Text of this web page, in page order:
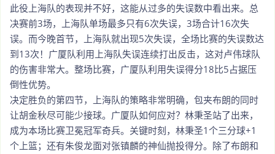
此役上海队的表现并不好，这能从过多的失误数中看出来。总
决赛前3场，上海队单场最多只有6次失误，3场合计16次失
误。而今晚首节，上海队就出现5次失误，全场比赛的失误数达
到13次！广厦队利用上海队失误连续打出反击，这对卢伟球队
的伤害非常大。整场比赛，广厦队利用失误得分18比5占据压
倒性优势。
决定胜负的第四节，上海队的策略非常明确，包夹布朗的同时
让胡金秋尽可能少接球。广厦队如何应对？林秉圣站了出来，
成为本场比赛卫冕冠军奇兵。关键时刻，林秉圣1个三分球+1
个上篮；还有朱俊龙面对张镇麟的神仙抛投得分。除了布朗和